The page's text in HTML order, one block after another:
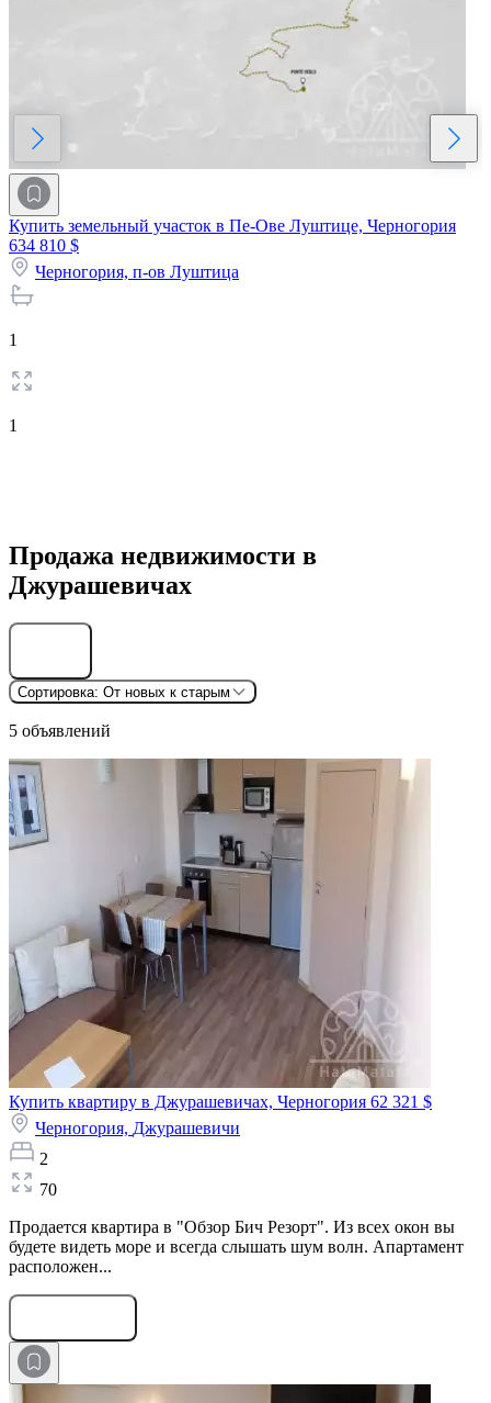
Купить земельный участок в Пе-Ове Луштице, Черногория
634 810 $
Черногория, п-ов Луштица
1
1
Продажа недвижимости в
Джурашевичах
Сортировка: От новых к старым
5 объявлений
Купить квартиру в Джурашевичах, Черногория 62 321 $
Черногория, Джурашевичи
2
70
Продается квартира в "Обзор Бич Резорт". Из всех окон вы
будете видеть море и всегда слышать шум волн. Апартамент
расположен...